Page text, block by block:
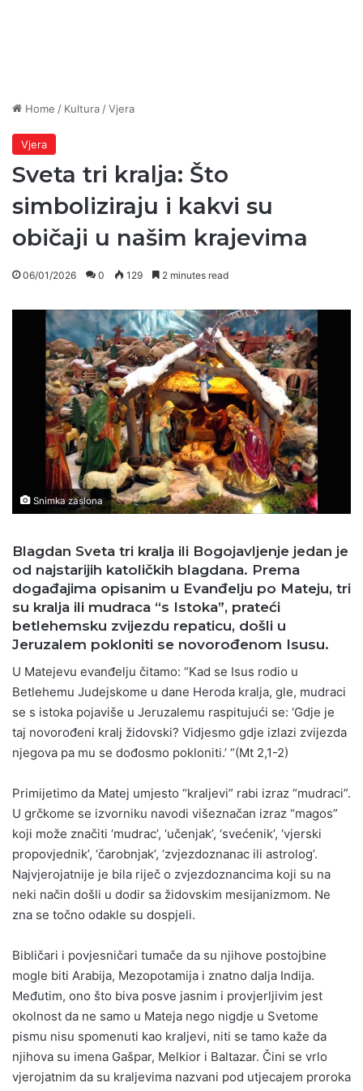
Home / Kultura /Vjera
Vjera
Sveta tri kralja: Što
simboliziraju i kakvi su
običaji u našim krajevima
06/01/2026 0 129 2 minutes read
Snimka zaslona
Blagdan Sveta tri kralja ili Bogojavljenje jedan je
od najstarijih katoličkih blagdana. Prema
događajima opisanim u Evanđelju po Mateju, tri
su kralja ili mudraca “s Istoka”, prateći
betlehemsku zvijezdu repaticu, došli u
Jeruzalem pokloniti se novorođenom Isusu.
U Matejevu evanđelju čitamo: “Kad se Isus rodio u
Betlehemu Judejskome u dane Heroda kralja, gle, mudraci
se s istoka pojaviše u Jeruzalemu raspitujući se: ‘Gdje je
taj novorođeni kralj židovski? Vidjesmo gdje izlazi zvijezda
njegova pa mu se dođosmo pokloniti.’ “(Mt 2,1-2)
Primijetimo da Matej umjesto “kraljevi” rabi izraz “mudraci”.
U grčkome se izvorniku navodi višeznačan izraz “magos”
koji može značiti ‘mudrac’, ‘učenjak’, ‘svećenik’, ‘vjerski
propovjednik’, ‘čarobnjak’, ‘zvjezdoznanac ili astrolog’.
Najvjerojatnije je bila riječ o zvjezdoznancima koji su na
neki način došli u dodir sa židovskim mesijanizmom. Ne
zna se točno odakle su dospjeli.
Bibličari i povjesničari tumače da su njihove postojbine
mogle biti Arabija, Mezopotamija i znatno dalja Indija.
Međutim, ono što biva posve jasnim i provjerljivim jest
okolnost da ne samo u Mateja nego nigdje u Svetome
pismu nisu spomenuti kao kraljevi, niti se tamo kaže da
njihova su imena Gašpar, Melkior i Baltazar. Čini se vrlo
vjerojatnim da su kraljevima nazvani pod utjecajem proroka